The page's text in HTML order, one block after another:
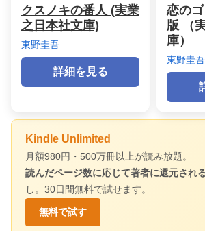
クスノキの番人 (実業
之日本社文庫)
東野圭吾
詳細を見る
恋の
版 （
庫）
東野圭吾
Kindle Unlimited
月額980円・500万冊以上が読み放題。
読んだページ数に応じて著者に還元され
し。30日間無料で試せます。
無料で試す